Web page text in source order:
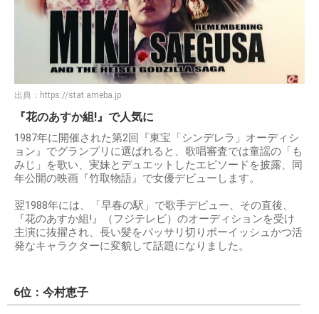
出典： https://stat.ameba.jp
『花のあすか組!』で人気に
1987年に開催された第2回『東宝「シンデレラ」オーディシ
ョン』でグランプリに選ばれると、歌唱審査では童謡の「も
みじ」を歌い、実妹とデュエットしたエピソードを披露、同
年公開の映画『竹取物語』で女優デビューします。
翌1988年には、「早春の駅」で歌手デビュー、その直後、
『花のあすか組!』（フジテレビ）のオーディションを受け
主演に抜擢され、長い髪をバッサリ切りボーイッシュかつ活
発なキャラクターに変貌して話題になりました。
6位：今村恵子